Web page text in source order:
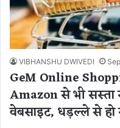
VIBHANSHU DWIVEDI
GeM Online
Amazon से भी सस्ता
वेबसाइट, धड़ल्ले से हो